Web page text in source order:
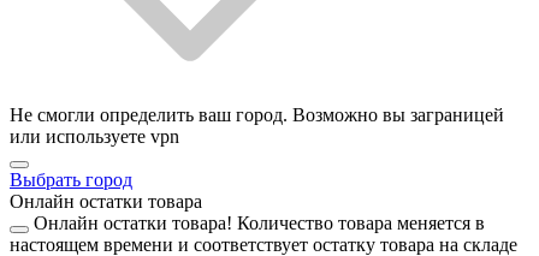
Не смогли определить ваш город. Возможно вы заграницей
или используете vpn
Выбрать город
Онлайн остатки товара
Онлайн остатки товара! Количество товара меняется в
настоящем времени и соответствует остатку товара на складе